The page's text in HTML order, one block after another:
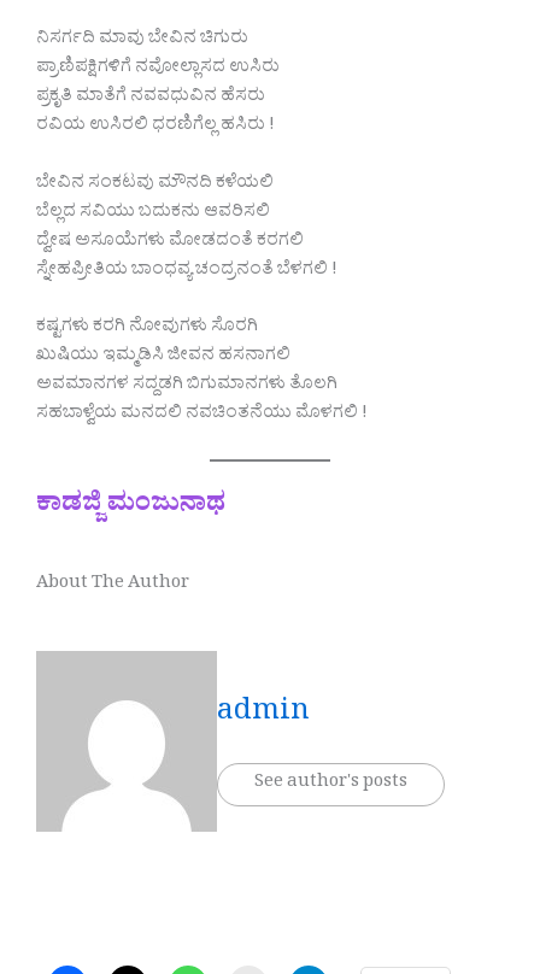
ನಿಸರ್ಗದಿ ಮಾವು ಬೇವಿನ ಚಿಗುರು
ಪ್ರಾಣಿಪಕ್ಷಿಗಳಿಗೆ ನವೋಲ್ಲಾಸದ ಉಸಿರು
ಪ್ರಕೃತಿ ಮಾತೆಗೆ ನವವಧುವಿನ ಹೆಸರು
ರವಿಯ ಉಸಿರಲಿ ಧರಣಿಗೆಲ್ಲ ಹಸಿರು !
ಬೇವಿನ ಸಂಕಟವು ಮೌನದಿ ಕಳೆಯಲಿ
ಬೆಲ್ಲದ ಸವಿಯು ಬದುಕನು ಆವರಿಸಲಿ
ದ್ವೇಷ ಅಸೂಯೆಗಳು ಮೋಡದಂತೆ ಕರಗಲಿ
ಸ್ನೇಹಪ್ರೀತಿಯ ಬಾಂಧವ್ಯ ಚಂದ್ರನಂತೆ ಬೆಳಗಲಿ !
ಕಷ್ಟಗಳು ಕರಗಿ ನೋವುಗಳು ಸೊರಗಿ
ಖುಷಿಯು ಇಮ್ಮಡಿಸಿ ಜೀವನ ಹಸನಾಗಲಿ
ಅವಮಾನಗಳ ಸದ್ದಡಗಿ ಬಿಗುಮಾನಗಳು ತೊಲಗಿ
ಸಹಬಾಳ್ವೆಯ ಮನದಲಿ ನವಚಿಂತನೆಯು ಮೊಳಗಲಿ !
ಕಾಡಜ್ಜಿ ಮಂಜುನಾಥ
About The Author
admin
See author's posts